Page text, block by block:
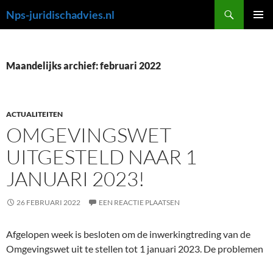
naar
Nps-juridischadvies.nl
Maandelijks archief: februari 2022
ACTUALITEITEN
OMGEVINGSWET
UITGESTELD NAAR 1
JANUARI 2023!
26 FEBRUARI 2022 EEN REACTIE PLAATSEN
Afgelopen week is besloten om de inwerkingtreding van de
Omgevingswet uit te stellen tot 1 januari 2023. De problemen